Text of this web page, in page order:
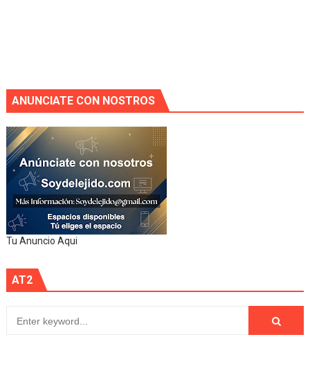
ANUNCIATE CON NOSTROS
Tu Anuncio Aqui
AT2